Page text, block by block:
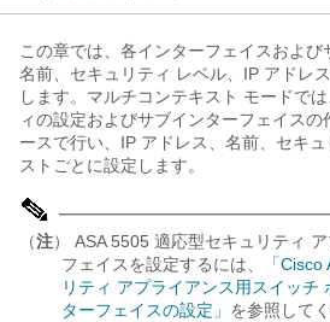
この章では、各インターフェイスおよ
名前、セキュリティ レベル、IP アドレ
します。マルチコンテキスト モードで
ィの設定およびサブインターフェイス
ースで行い、IP アドレス、名前、セキ
ストごとに設定します。
（注） ASA 5505 適応型セキュリティ
フェイスを設定するには、
「
リティ アプライアンス用スイッチ
ターフェイスの設定」 を参照して